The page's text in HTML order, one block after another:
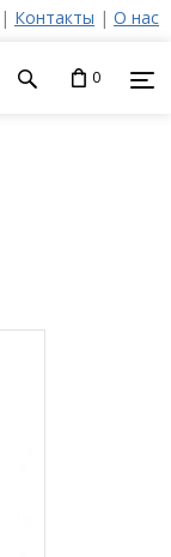
| Контакты | О нас
0